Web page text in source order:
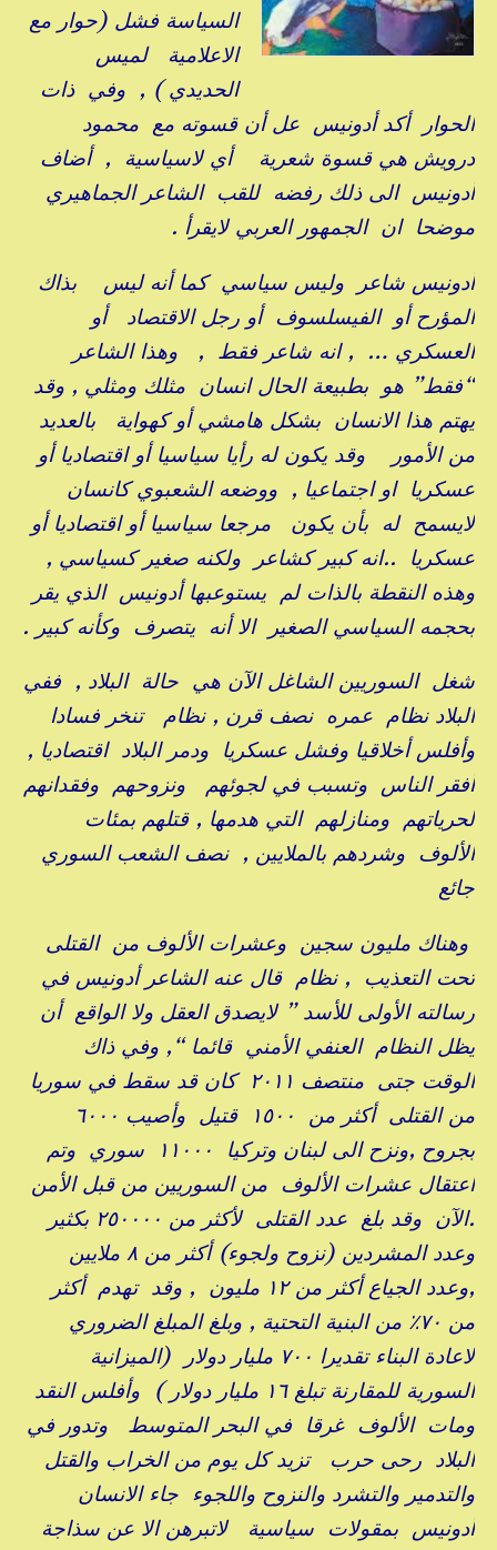
السياسة فشل (حوار مع
الاعلامية لميس
الحديدي ) , وفي ذات
الحوار أكد أدونيس عل أن قسوته مع محمود
درويش هي قسوة شعرية أي لاسياسية , أضاف
أدونيس الى ذلك رفضه للقب الشاعر الجماهيري
موضحا ان الجمهور العربي لايقرأ .
أدونيس شاعر وليس سياسي كما أنه ليس بذاك
المؤرح أو الفيسلسوف أو رجل الاقتصاد أو
العسكري … , انه شاعر فقط , وهذا الشاعر
“فقط” هو بطبيعة الحال انسان مثلك ومثلي , وقد
يهتم هذا الانسان بشكل هامشي أو كهواية بالعديد
من الأمور وقد يكون له رأيا سياسيا أو اقتصاديا أو
عسكريا او اجتماعيا , ووضعه الشعبوي كانسان
لايسمح له بأن يكون مرجعا سياسيا أو اقتصاديا أو
عسكريا ..انه كبير كشاعر ولكنه صغير كسياسي ,
وهذه النقطة بالذات لم يستوعبها أدونيس الذي يقر
بحجمه السياسي الصغير الا أنه يتصرف وكأنه كبير .
شغل السوريين الشاغل الآن هي حالة البلاد , ففي
البلاد نظام عمره نصف قرن , نظام تنخر فسادا
وأفلس أخلاقيا وفشل عسكريا ودمر البلاد اقتصاديا ,
أفقر الناس وتسبب في لجوئهم ونزوحهم وفقدانهم
لحرياتهم ومنازلهم التي هدمها , قتلهم بمئات
الألوف وشردهم بالملايين , نصف الشعب السوري
جائع
وهناك مليون سجين وعشرات الألوف من القتلى
تحت التعذيب , نظام قال عنه الشاعر أدونيس في
رسالته الأولى للأسد ” لايصدق العقل ولا الواقع أن
يظل النظام العنفي الأمني قائما “, وفي ذاك
الوقت جتى منتصف ٢٠١١ كان قد سقط في سوريا
بجروح ,ونزح الى لبنان وتركيا ١١٠٠٠ سوري وتم
اعتقال عشرات الألوف من السوريين من قبل الأمن
.الآن وقد بلغ عدد القتلى لأكثر من ٢٥٠٠٠٠ بكثير
وعدد المشردين (نزوح ولجوء) أكثر من ٨ ملايين
,وعدد الجياع أكثر من ١٢ مليون , وقد تهدم أكثر
من ٧٠٪ من البنية التحتية , وبلغ المبلغ الضروري
لاعادة البناء تقديرا ٧٠٠ مليار دولار (الميزانية
السورية للمقارنة تبلغ ١٦ مليار دولار ) وأفلس النقد
ومات الألوف غرقا في البحر المتوسط وتدور في
البلاد رحى حرب تزيد كل يوم من الخراب والقتل
والتدمير والتشرد والنزوح واللجوء جاء الانسان
أدونيس بمقولات سياسية لاتبرهن الا عن سذاجة